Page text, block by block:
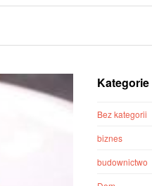
Kategorie
Bez kategorii
biznes
budownictwo